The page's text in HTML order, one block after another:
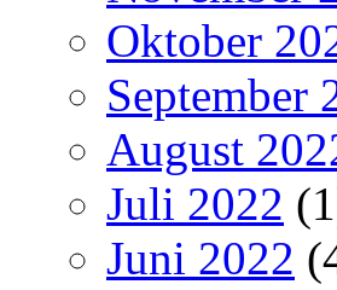
Oktober
September
August
Juli 2022
Juni 2022